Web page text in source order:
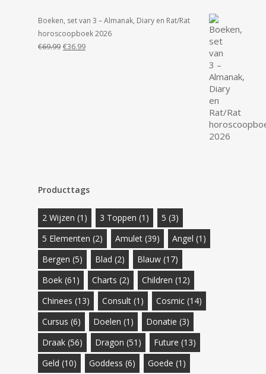
Boeken, set van 3 – Almanak, Diary en Rat/Rat
horoscoopboek 2026
€69.99 Oorspronkelijke
€36.99Huidige
Producttags
2 Wijzen (1) 3 Toppen (1) 5 (3)
5 Elementen (2) Amulet (39) Angel (1)
Bergen (5) Blad (2) Blauw (17)
Boek (61) Charts (2) Children (12)
Chinees (13) Consult (1) Cosmic (14)
Cursus (6) Doelen (1) Donatie (3)
Draak (56) Dragon (51) Future (13)
Geld (10) Goddess (6) Goede (1)